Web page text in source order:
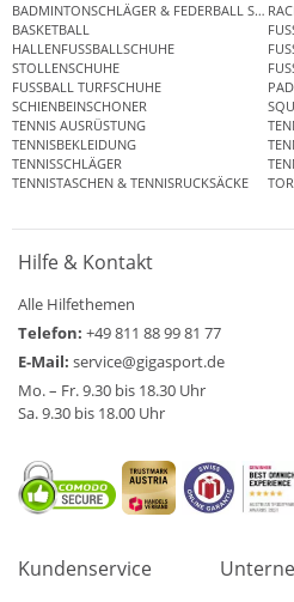
BADMINTONSCHLÄGER & FEDERBALL SETS
BASKETBALL
HALLENFUSSBALLSCHUHE
STOLLENSCHUHE
FUSSBALL TURFSCHUHE
SCHIENBEINSCHONER
TENNIS AUSRÜSTUNG
TENNISBEKLEIDUNG
TENNISSCHLÄGER
TENNISTASCHEN & TENNISRUCKSÄCKE
Hilfe & Kontakt
Alle Hilfethemen
Telefon: +49 811 88 99 81 77
E-Mail: service@gigasport.de
Mo. – Fr. 9.30 bis 18.30 Uhr
Sa. 9.30 bis 18.00 Uhr
Kundenservice